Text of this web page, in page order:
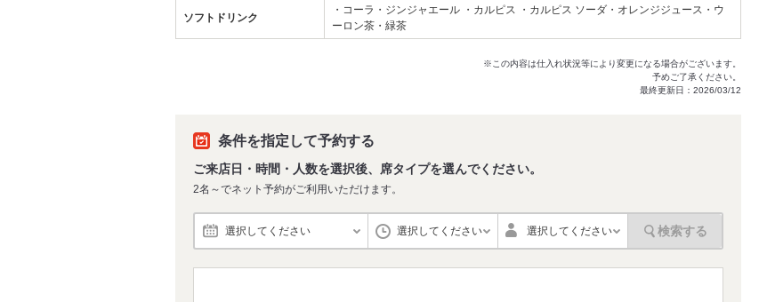
ソフトドリンク
・コーラ・ジンジャエール ・カルピス ・カルピス ソーダ・オレンジジュース・ウ
ーロン茶・緑茶
※この内容は仕入れ状況等により変更になる場合がございます。
予めご了承ください。
最終更新日：2026/03/12
条件を指定して予約する
ご来店日・時間・人数を選択後、席タイプを選んでください。
2名～でネット予約がご利用いただけます。
選択してください 選択してください 選択してください 検索する